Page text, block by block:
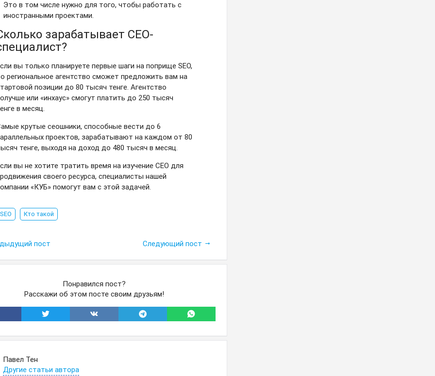
Это в том числе нужно для того, чтобы работать с
иностранными проектами.
зарабатывает СЕО-
вы только планируете первые шаги на поприще SEO,
региональное агентство сможет предложить вам на
позиции до 80 тысяч тенге. Агентство
или «инхаус» смогут платить до 250 тысяч
в месяц.
крутые сеошники, способные вести до 6
проектов, зарабатывают на каждом от 80
тенге, выходя на доход до 480 тысяч в месяц.
вы не хотите тратить время на изучение СЕО для
своего ресурса, специалисты нашей
«КУБ» помогут вам с этой задачей.
SEO Кто такой
пост Следующий пост
Понравился пост?
Расскажи об этом посте своим друзьям!
Павел Тен
Другие статьи автора